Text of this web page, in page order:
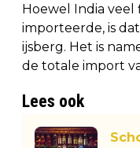
Hoewel India veel
importeerde, is
ijsberg. Het is
de totale import
Lees ook